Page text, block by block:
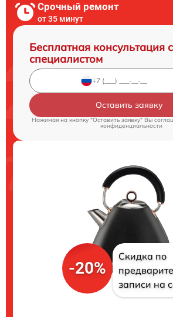
Срочный ремонт
от 35 минут
Бесплатная консультация
специалистом
Оставить заявку
Нажимая на кнопку "Оставить заявку" Вы
конфиденциальности
-20%
Скидка по
записи на